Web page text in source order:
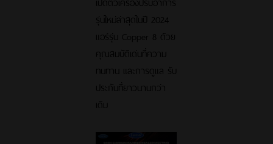
รุ่นใหม่ล่าสุดในปี 2024
แอร์รุ่น Copper 8 ด้วย
คุณสมบัติเด่นที่ความ
ทนทาน และการดูแล รับ
ประกันที่ยาวนานกว่า
เดิม